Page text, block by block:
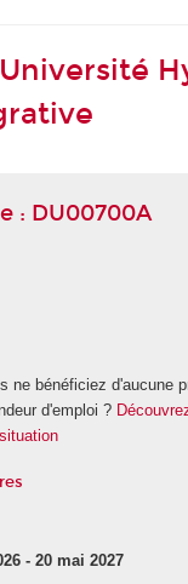
: DU00700A
ne bénéficiez d'aucune
d'emploi ?
- 20 mai 2027